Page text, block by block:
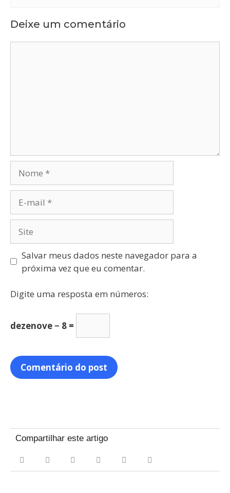
Deixe um comentário
Salvar meus dados neste navegador para a
próxima vez que eu comentar.
Digite uma resposta em números:
dezenove − 8 =
Compartilhar este artigo